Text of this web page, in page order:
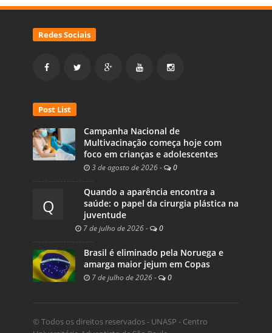
Redes Sociais
Post List
Campanha Nacional de
Multivacinação começa hoje com
foco em crianças e adolescentes
3 de agosto de 2026 - 0
Q
Quando a aparência encontra a
saúde: o papel da cirurgia plástica na
juventude
7 de julho de 2026 - 0
Brasil é eliminado pela Noruega e
amarga maior jejum em Copas
7 de julho de 2026 - 0
© Todos os direitos reservados - UNASP - Centro